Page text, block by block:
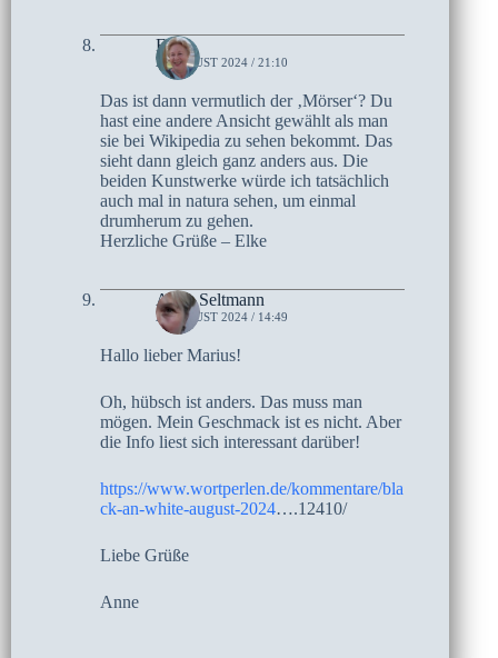
Elke
2. AUGUST 2024 / 21:10
Das ist dann vermutlich der ‚Mörser‘? Du
hast eine andere Ansicht gewählt als man
sie bei Wikipedia zu sehen bekommt. Das
sieht dann gleich ganz anders aus. Die
beiden Kunstwerke würde ich tatsächlich
auch mal in natura sehen, um einmal
drumherum zu gehen.
Herzliche Grüße – Elke
Anne Seltmann
2. AUGUST 2024 / 14:49
Hallo lieber Marius!
Oh, hübsch ist anders. Das muss man
mögen. Mein Geschmack ist es nicht. Aber
die Info liest sich interessant darüber!
https://www.wortperlen.de/kommentare/bla
ck-an-white-august-2024….12410/
Liebe Grüße
Anne